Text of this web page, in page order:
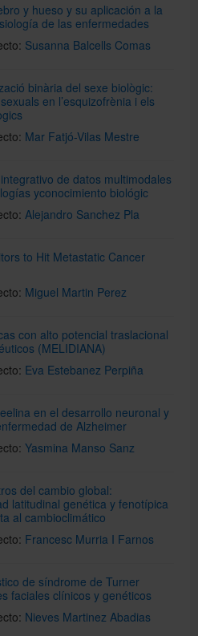
y hueso y su aplicación a la
de las enfermedades
Susanna Balcells Comas
binària del sexe biològic:
en l’esquizofrènia i els
Mar Fatjó-Vilas Mestre
de datos multimodales
yconocimiento biológic
Alejandro Sanchez Pla
to Hit Metastatic Cancer
Miguel Martin Perez
con alto potencial traslacional
(MELIDIANA)
Eva Estebanez Perpiña
en el desarrollo neuronal y
de Alzheimer
Yasmina Manso Sanz
del cambio global:
latitudinal genética y fenotípica
al cambioclimático
Francesc Murria I Farnos
de síndrome de Turner
faciales clínicos y genéticos
Nieves Martinez Abadias